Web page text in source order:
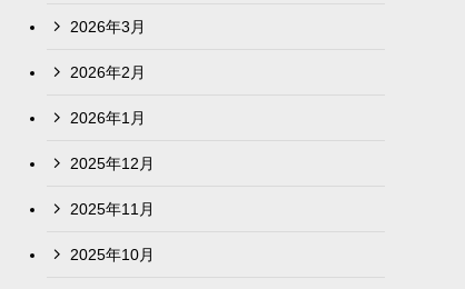
2026年3月
2026年2月
2026年1月
2025年12月
2025年11月
2025年10月